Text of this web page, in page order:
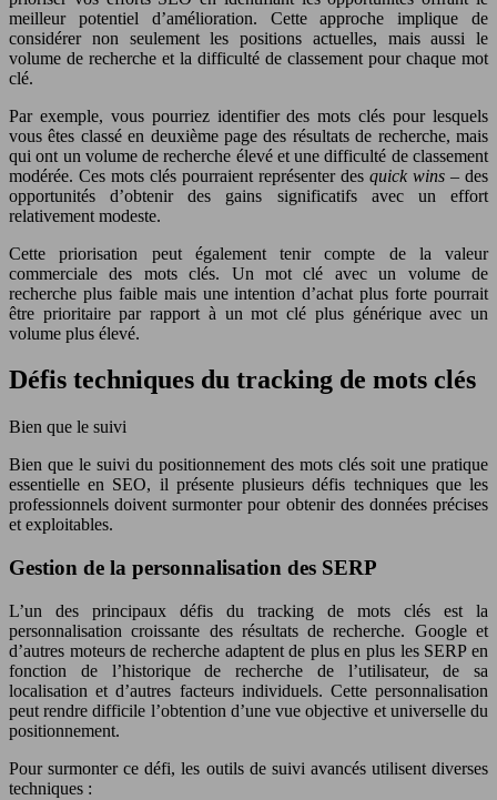
meilleur potentiel d’amélioration. Cette approche implique de
considérer non seulement les positions actuelles, mais aussi le
volume de recherche et la difficulté de classement pour chaque mot
clé.
Par exemple, vous pourriez identifier des mots clés pour lesquels
vous êtes classé en deuxième page des résultats de recherche, mais
qui ont un volume de recherche élevé et une difficulté de classement
modérée. Ces mots clés pourraient représenter des quick wins – des
opportunités d’obtenir des gains significatifs avec un effort
relativement modeste.
Cette priorisation peut également tenir compte de la valeur
commerciale des mots clés. Un mot clé avec un volume de
recherche plus faible mais une intention d’achat plus forte pourrait
être prioritaire par rapport à un mot clé plus générique avec un
volume plus élevé.
Défis techniques du tracking de mots clés
Bien que le suivi
Bien que le suivi du positionnement des mots clés soit une pratique
essentielle en SEO, il présente plusieurs défis techniques que les
professionnels doivent surmonter pour obtenir des données précises
et exploitables.
Gestion de la personnalisation des SERP
L’un des principaux défis du tracking de mots clés est la
personnalisation croissante des résultats de recherche. Google et
d’autres moteurs de recherche adaptent de plus en plus les SERP en
fonction de l’historique de recherche de l’utilisateur, de sa
localisation et d’autres facteurs individuels. Cette personnalisation
peut rendre difficile l’obtention d’une vue objective et universelle du
positionnement.
Pour surmonter ce défi, les outils de suivi avancés utilisent diverses
techniques :